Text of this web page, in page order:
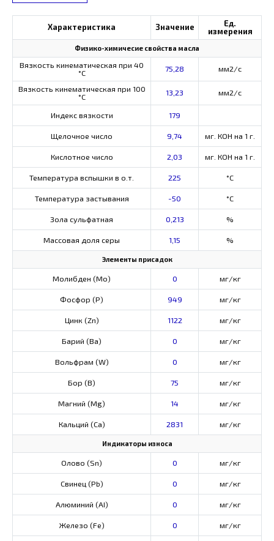
Характеристика Значение
Ед.
измерения
Физико-химичесие свойства масла
Вязкость кинематическая при 40
°С
75,28 мм2/с
Вязкость кинематическая при 100
°С
13,23 мм2/с
Индекс вязкости 179
Щелочное число 9,74 мг. КОН на 1 г.
Кислотное число 2,03 мг. КОН на 1 г.
Температура вспышки в о.т. 225 °C
Температура застывания -50 °C
Зола сульфатная 0,213 %
Массовая доля серы 1,15 %
Элементы присадок
Молибден (Мо) 0 мг/кг
Фосфор (Р) 949 мг/кг
Цинк (Zn) 1122 мг/кг
Барий (Ва) 0 мг/кг
Вольфрам (W) 0 мг/кг
Бор (В) 75 мг/кг
Магний (Mg) 14 мг/кг
Кальций (Са) 2831 мг/кг
Индикаторы износа
Олово (Sn) 0 мг/кг
Свинец (Pb) 0 мг/кг
Алюминий (AI) 0 мг/кг
Железо (Fe) 0 мг/кг